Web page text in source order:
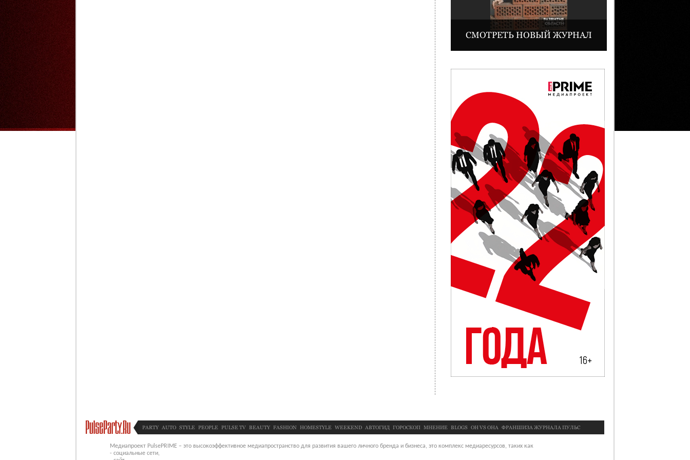
СМОТРЕТЬ НОВЫЙ ЖУРНАЛ
PARTY AUTO STYLE PEOPLE PULSE TV BEAUTY FASHION HOMESTYLE WEEKEND АВТОГИД ГОРОСКОП МНЕНИЕ BLOGS OН VS ОНА ФРАНШИЗА ЖУРНАЛА ПУЛЬС
Медиапроект PulsePRIME – это высокоэффективное медиапространство для развития вашего личного бренда и бизнеса, это комплекс медиаресурсов, таких как
- социальные сети,